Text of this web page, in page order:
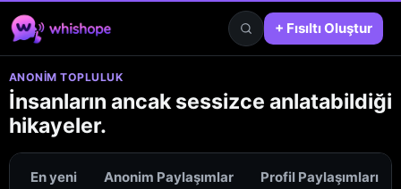
+ Fısıltı Oluştur
ANONIM TOPLULUK
İnsanların ancak sessizce anlatabildiği
hikayeler.
En yeni Anonim Paylaşımlar Profil Paylaşımları